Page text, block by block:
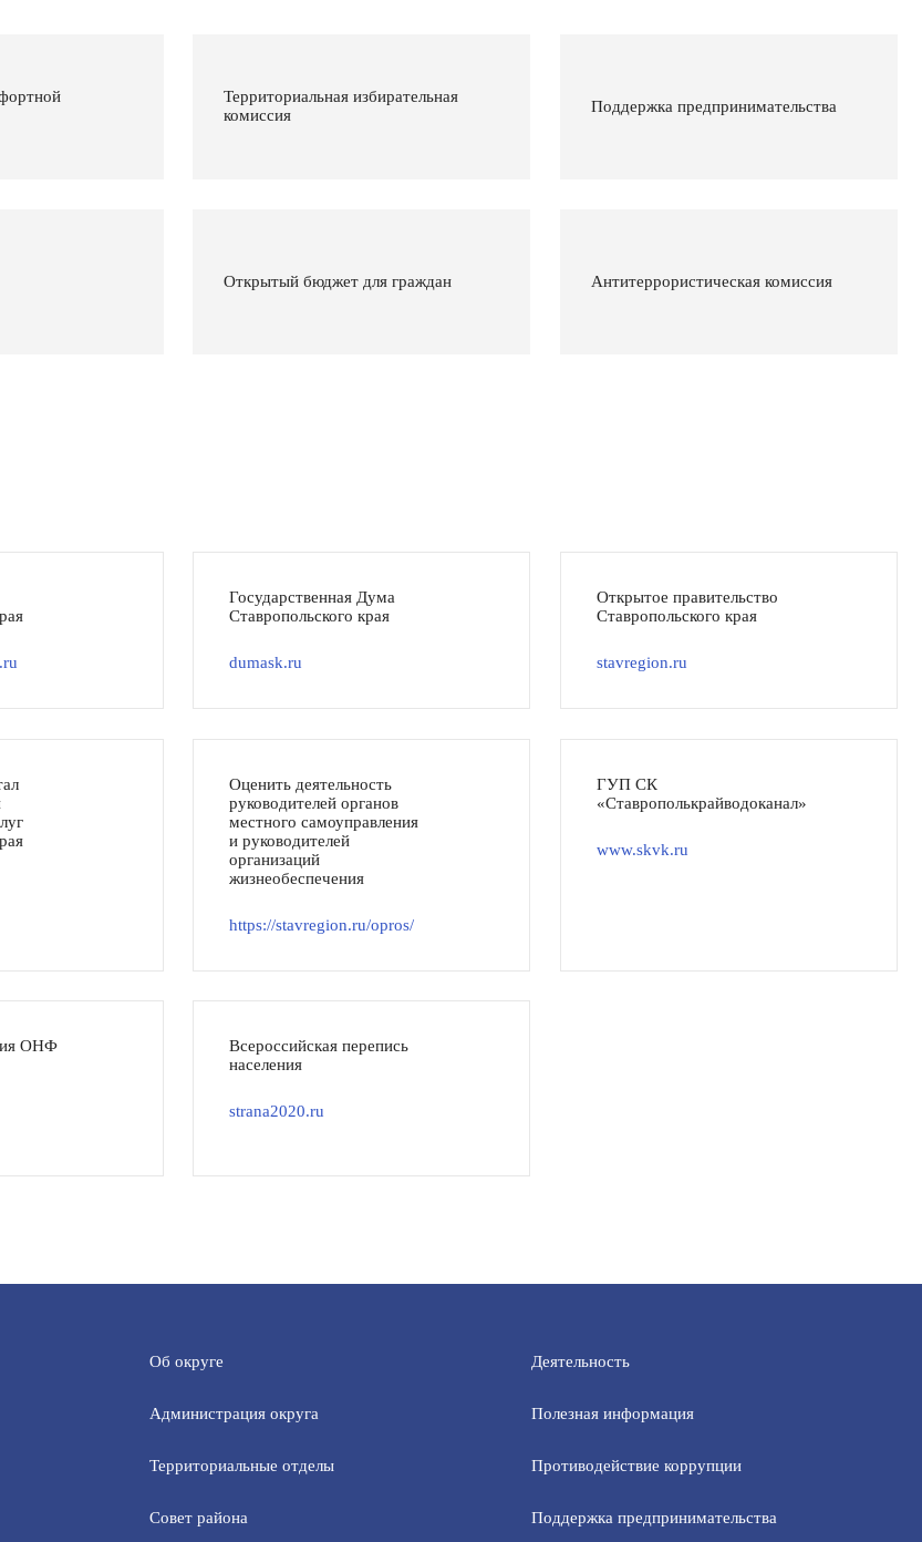
Территориальная избирательная
комиссия
Поддержка предпринимательства
Открытый бюджет для граждан Антитеррористическая комиссия
Государственная Дума
Ставропольского края
dumask.ru
Открытое правительство
Ставропольского края
stavregion.ru
Оценить деятельность
руководителей органов
местного самоуправления
и руководителей
организаций
жизнеобеспечения
https://stavregion.ru/opros/
ГУП СК
«Ставрополькрайводоканал»
www.skvk.ru
ОНФ
Всероссийская перепись
населения
strana2020.ru
Об округе
Администрация округа
Территориальные отделы
Совет района
Деятельность
Полезная информация
Противодействие коррупции
Поддержка предпринимательства